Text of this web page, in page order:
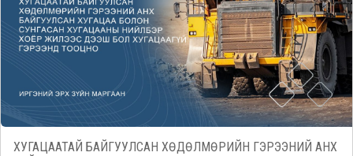
ХУГАЦААТАЙ БАЙГУУЛСАН ХӨДӨЛМӨРИЙН ГЭРЭЭНИЙ АНХ